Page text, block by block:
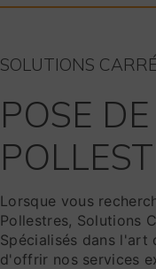
SOLUTIONS CARRÉ
POSE
Lorsque vous
Pollestres, Solutions
Spécialisés dans l'art
d'offrir nos services